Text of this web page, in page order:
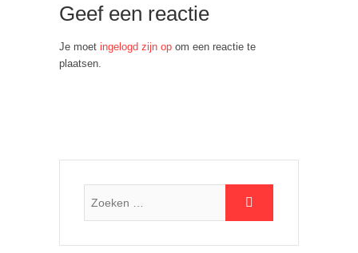
Geef een reactie
Je moet ingelogd zijn op om een reactie te
plaatsen.